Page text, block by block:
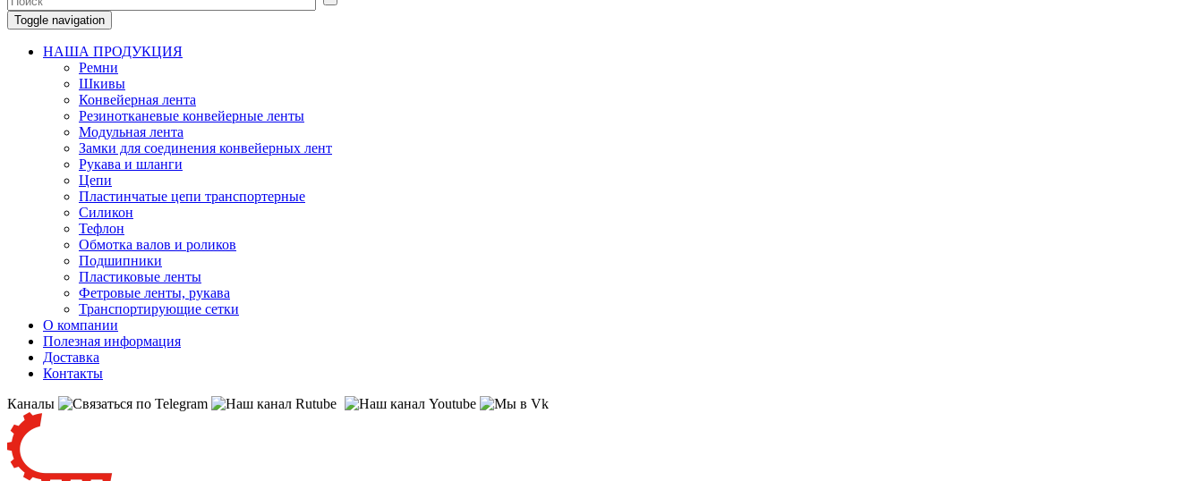
Toggle navigation
НАША ПРОДУКЦИЯ
Ремни
Шкивы
Конвейерная лента
Резинотканевые конвейерные ленты
Модульная лента
Замки для соединения конвейерных лент
Рукава и шланги
Цепи
Пластинчатые цепи транспортерные
Силикон
Тефлон
Обмотка валов и роликов
Подшипники
Пластиковые ленты
Фетровые ленты, рукава
Транспортирующие сетки
О компании
Полезная информация
Доставка
Контакты
Каналы